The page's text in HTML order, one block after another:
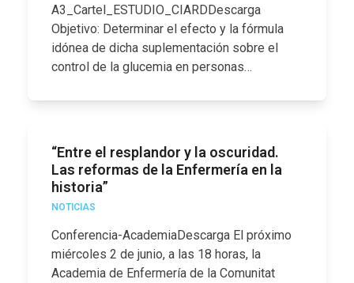
A3_Cartel_ESTUDIO_CIARDDescarga
Objetivo: Determinar el efecto y la fórmula
idónea de dicha suplementación sobre el
control de la glucemia en personas…
“Entre el resplandor y la oscuridad.
Las reformas de la Enfermería en la
historia”
NOTICIAS
Conferencia-AcademiaDescarga El próximo
miércoles 2 de junio, a las 18 horas, la
Academia de Enfermería de la Comunitat